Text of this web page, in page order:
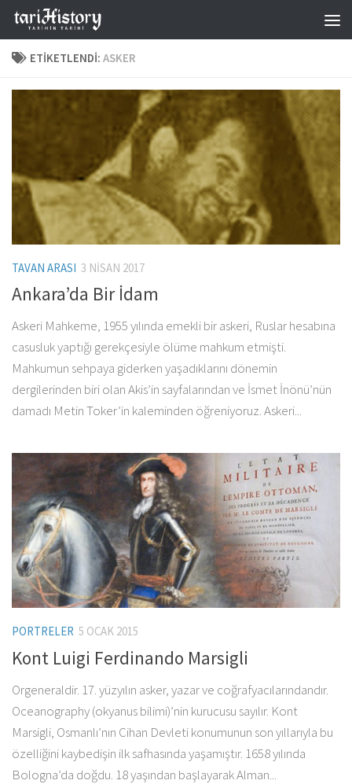
Skip to content
ETIKETLENDI: ASKER
TAVAN ARASI 3 NISAN 2017
Ankara’da Bir İdam
Askeri Mahkeme, 1955 yılında emekli bir askeri, Ruslar hesabına
casusluk yaptığı gerekçesiyle ölüme mahkum etmişti.
Mahkumun sehpaya giderken yaşadıklarını dönemin
dergilerinden biri olan Akis’in sayfalarından ve İsmet İnönü’nün
damadı Metin Toker’in kaleminden öğreniyoruz. Askeri...
PORTRELER 5 OCAK 2015
Kont Luigi Ferdinando Marsigli
Orgeneraldir. 17. yüzyılın asker, yazar ve coğrafyacılarındandır.
Oceanography (okyanus bilimi)’nin kurucusu sayılır. Kont
Marsigli, Osmanlı’nın Cihan Devleti konumunun son yıllarıyla bu
özelliğini kaybedişin ilk safhasında yaşamıştır. 1658 yılında
Bologna’da doğdu. 18 yaşından başlayarak Alman...